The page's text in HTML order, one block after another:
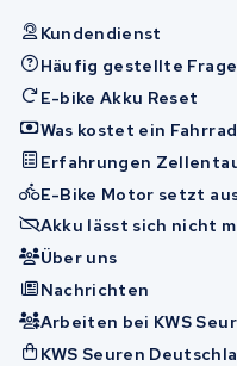
Kundendienst
Häufig gestellte
E-bike Akku Reset
Was kostet ein
Erfahrungen
E-Bike Motor setzt
Akku lässt sich nicht
Über uns
Nachrichten
Arbeiten bei KWS
KWS Seuren